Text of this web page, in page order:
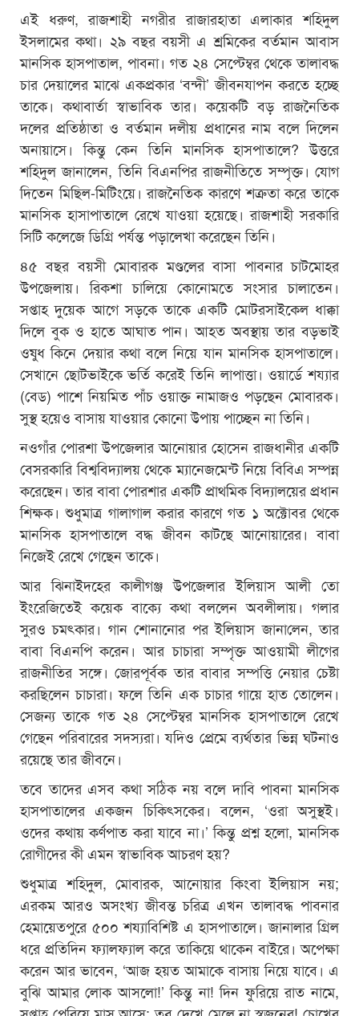
এই ধরুণ, রাজশাহী নগরীর রাজারহাতা এলাকার শহিদুল
ইসলামের কথা। ২৯ বছর বয়সী এ শ্রমিকের বর্তমান আবাস
মানসিক হাসপাতাল, পাবনা। গত ২৪ সেপ্টেম্বর থেকে তালাবদ্ধ
চার দেয়ালের মাঝে একপ্রকার ‘বন্দী’ জীবনযাপন করতে হচ্ছে
তাকে। কথাবার্তা স্বাভাবিক তার। কয়েকটি বড় রাজনৈতিক
দলের প্রতিষ্ঠাতা ও বর্তমান দলীয় প্রধানের নাম বলে দিলেন
অনায়াসে। কিন্তু কেন তিনি মানসিক হাসপাতালে? উত্তরে
শহিদুল জানালেন, তিনি বিএনপির রাজনীতিতে সম্পৃক্ত। যোগ
দিতেন মিছিল-মিটিংয়ে। রাজনৈতিক কারণে শত্রুতা করে তাকে
মানসিক হাসাপাতালে রেখে যাওয়া হয়েছে। রাজশাহী সরকারি
সিটি কলেজে ডিগ্রি পর্যন্ত পড়ালেখা করেছেন তিনি।
৪৫ বছর বয়সী মোবারক মণ্ডলের বাসা পাবনার চাটমোহর
উপজেলায়। রিকশা চালিয়ে কোনোমতে সংসার চালাতেন।
সপ্তাহ দুয়েক আগে সড়কে তাকে একটি মোটরসাইকেল ধাক্কা
দিলে বুক ও হাতে আঘাত পান। আহত অবস্থায় তার বড়ভাই
ওষুধ কিনে দেয়ার কথা বলে নিয়ে যান মানসিক হাসপাতালে।
সেখানে ছোটভাইকে ভর্তি করেই তিনি লাপাত্তা। ওয়ার্ডে শয্যার
(বেড) পাশে নিয়মিত পাঁচ ওয়াক্ত নামাজও পড়ছেন মোবারক।
সুস্থ হয়েও বাসায় যাওয়ার কোনো উপায় পাচ্ছেন না তিনি।
নওগাঁর পোরশা উপজেলার আনোয়ার হোসেন রাজধানীর একটি
বেসরকারি বিশ্ববিদ্যালয় থেকে ম্যানেজমেন্ট নিয়ে বিবিএ সম্পন্ন
করেছেন। তার বাবা পোরশার একটি প্রাথমিক বিদ্যালয়ের প্রধান
শিক্ষক। শুধুমাত্র গালাগাল করার কারণে গত ১ অক্টোবর থেকে
মানসিক হাসপাতালে বদ্ধ জীবন কাটছে আনোয়ারের। বাবা
নিজেই রেখে গেছেন তাকে।
আর ঝিনাইদহের কালীগঞ্জ উপজেলার ইলিয়াস আলী তো
ইংরেজিতেই কয়েক বাক্যে কথা বললেন অবলীলায়। গলার
সুরও চমৎকার। গান শোনানোর পর ইলিয়াস জানালেন, তার
বাবা বিএনপি করেন। আর চাচারা সম্পৃক্ত আওয়ামী লীগের
রাজনীতির সঙ্গে। জোরপূর্বক তার বাবার সম্পত্তি নেয়ার চেষ্টা
করছিলেন চাচারা। ফলে তিনি এক চাচার গায়ে হাত তোলেন।
সেজন্য তাকে গত ২৪ সেপ্টেম্বর মানসিক হাসপাতালে রেখে
গেছেন পরিবারের সদস্যরা। যদিও প্রেমে ব্যর্থতার ভিন্ন ঘটনাও
রয়েছে তার জীবনে।
তবে তাদের এসব কথা সঠিক নয় বলে দাবি পাবনা মানসিক
হাসপাতালের একজন চিকিৎসকের। বলেন, ‘ওরা অসুস্থই।
ওদের কথায় কর্ণপাত করা যাবে না।’ কিন্তু প্রশ্ন হলো, মানসিক
রোগীদের কী এমন স্বাভাবিক আচরণ হয়?
শুধুমাত্র শহিদুল, মোবারক, আনোয়ার কিংবা ইলিয়াস নয়;
এরকম আরও অসংখ্য জীবন্ত চরিত্র এখন তালাবদ্ধ পাবনার
হেমায়েতপুরে ৫০০ শয্যাবিশিষ্ট এ হাসপাতালে। জানালার গ্রিল
ধরে প্রতিদিন ফ্যালফ্যাল করে তাকিয়ে থাকেন বাইরে। অপেক্ষা
করেন আর ভাবেন, ‘আজ হয়ত আমাকে বাসায় নিয়ে যাবে। এ
বুঝি আমার লোক আসলো!’ কিন্তু না! দিন ফুরিয়ে রাত নামে,